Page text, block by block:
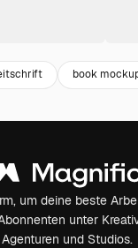
book
um deine beste
unter
Agenturen und Studios.